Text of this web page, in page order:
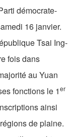
démocrate-
16 janvier.
Tsai Ing-
fois dans
au Yuan
fonctions le 1er
ainsi
de plaine.